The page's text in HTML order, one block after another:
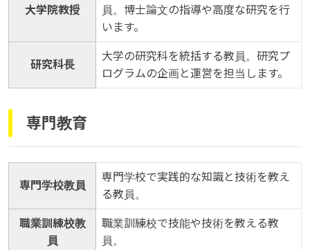
大学院教授
員。博士論文の指導や高度な研究を行
います。
研究科長
大学の研究科を統括する教員。研究プ
ログラムの企画と運営を担当します。
専門教育
専門学校教員
専門学校で実践的な知識と技術を教え
る教員。
職業訓練校教
員
職業訓練校で技能や技術を教える教
員。